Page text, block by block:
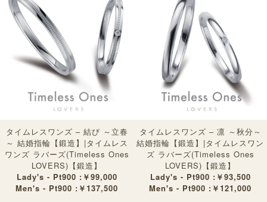
タイムレスワンズ – 結び ～立春
～ 結婚指輪【鍛造】|タイムレス
ワンズ ラバーズ(Timeless Ones
LOVERS)【鍛造】
Lady's - Pt900 :￥99,000
Men's - Pt900 :￥137,500
タイムレスワンズ – 凛 ～秋分～
結婚指輪【鍛造】|タイムレスワン
ズ ラバーズ(Timeless Ones
LOVERS)【鍛造】
Lady's - Pt900 :￥93,500
Men's - Pt900 :￥121,000